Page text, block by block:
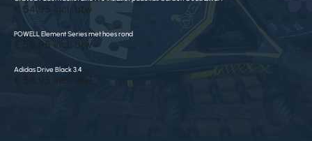
€ 54.95 incl. btw
POWELL Element Series met hoes rond
€ 59.95 incl. btw
Adidas Drive Black 3.4
€ 54.95 incl. btw